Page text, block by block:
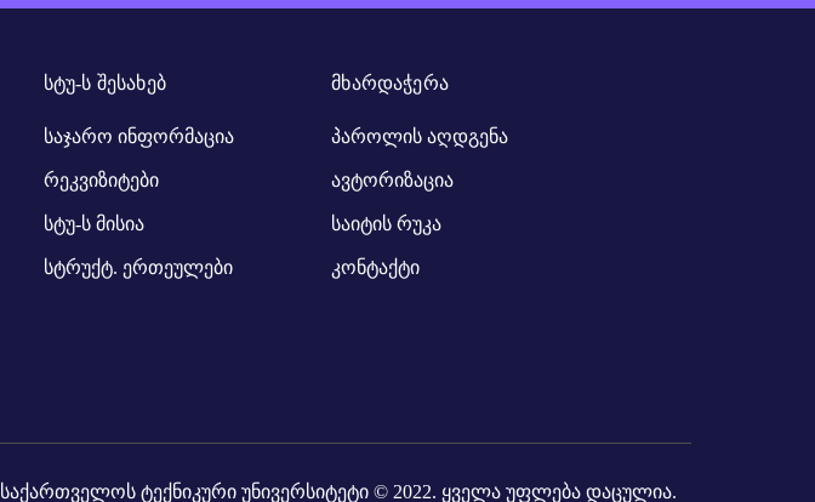
ᲡᲢᲣ-Ს ᲨᲔᲡᲐᲮᲔᲑ
საჯარო ინფორმაცია
რეკვიზიტები
სტუ-ს მისია
სტრუქტ. ერთეულები
ᲛᲮᲐᲠᲓᲐᲭᲔᲠᲐ
პაროლის აღდგენა
ავტორიზაცია
საიტის რუკა
კონტაქტი
საქართველოს ტექნიკური უნივერსიტეტი © 2022. ყველა უფლება დაცულია.